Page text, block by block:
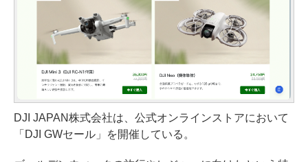
DJI JAPAN株式会社は、公式オンラインストアにおいて
「DJI GWセール」を開催している。